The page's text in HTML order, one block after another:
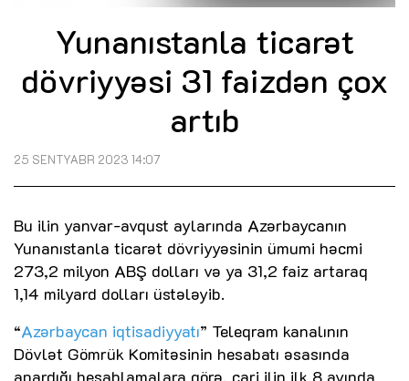
Yunanıstanla ticarət
dövriyyəsi 31 faizdən çox
artıb
25 SENTYABR 2023 14:07
Bu ilin yanvar-avqust aylarında Azərbaycanın
Yunanıstanla ticarət dövriyyəsinin ümumi həcmi
273,2 milyon ABŞ dolları və ya 31,2 faiz artaraq
1,14 milyard dolları üstələyib.
“Azərbaycan iqtisadiyyatı” Teleqram kanalının
Dövlət Gömrük Komitəsinin hesabatı əsasında
apardığı hesablamalara görə, cari ilin ilk 8 ayında